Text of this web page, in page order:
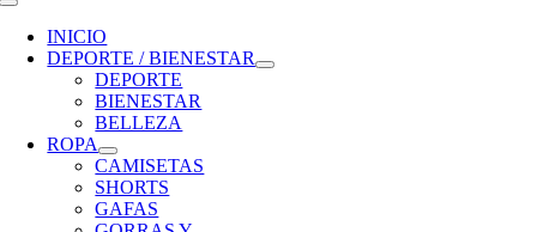
Toggle
Navigation
INICIO
DEPORTE / BIENESTAR
DEPORTE
BIENESTAR
BELLEZA
ROPA
CAMISETAS
SHORTS
GAFAS